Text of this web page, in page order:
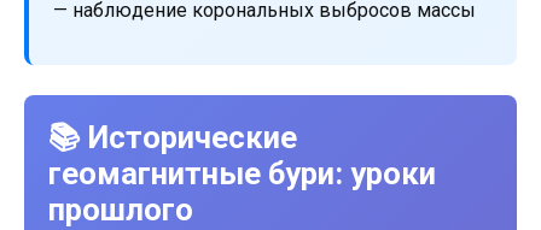
— наблюдение корональных выбросов массы
📚 Исторические
геомагнитные бури: уроки
прошлого